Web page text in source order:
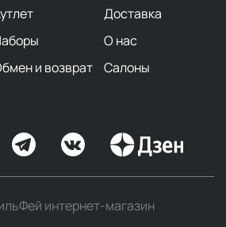
Доставка
О нас
и возврат
Салоны
интернет-магазин